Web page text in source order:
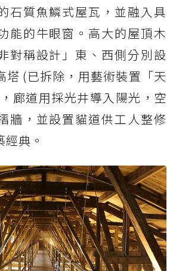
石質魚鱗式屋瓦，並融入具
能的牛眼窗。高大的屋頂木
對稱設計」東、西側分別設
塔 (已拆除，用藝術裝置「天
廊道用採光井導入陽光，空
牆，並設置貓道供工人整修
典。